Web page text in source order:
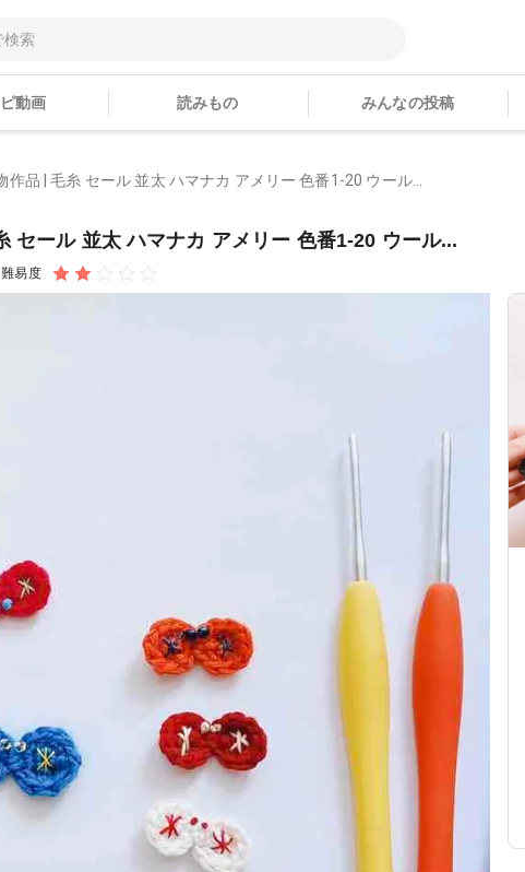
動画 読みもの みんなの投稿
品 | 毛糸 セール 並太 ハマナカ アメリー 色番1-20 ウール...
セール 並太 ハマナカ アメリー 色番1-20 ウール...
難易度